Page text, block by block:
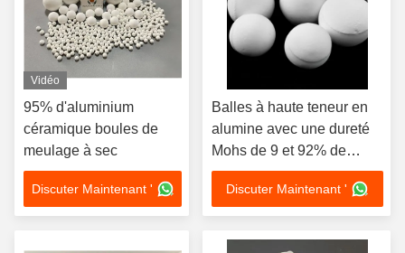
Vidéo
95% d'aluminium
céramique boules de
meulage à sec
Discuter Maintenant '
Balles à haute teneur en
alumine avec une dureté
Mohs de 9 et 92% de
teneur en alumine pour
médias de broyage
personnalisables
Discuter Maintenant '